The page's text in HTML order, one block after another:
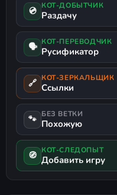
💿 КОТ-ДОБЫТЧИК
Раздачу
🗣 КОТ-ПЕРЕВОДЧИК
Русификатор
🔗 КОТ-ЗЕРКАЛЬЩИК
Ссылки
🐾 БЕЗ ВЕТКИ
Похожую
🧭 КОТ-СЛЕДОПЫТ
Добавить игру